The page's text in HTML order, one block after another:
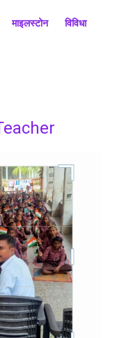
माइलस्टोन विविधा